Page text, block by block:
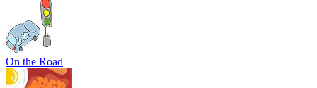
On the Road